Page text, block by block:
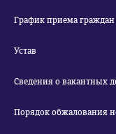
График приема граждан
Устав
Сведения о вакантных
Порядок обжалования